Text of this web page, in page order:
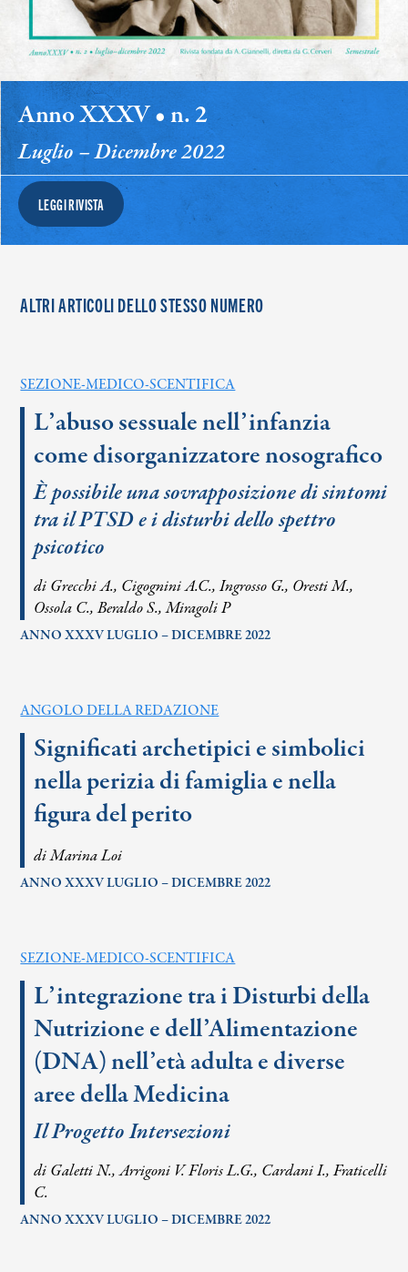
Anno XXXV • n. 2
Luglio – Dicembre 2022
LEGGI RIVISTA
ALTRI ARTICOLI DELLO STESSO NUMERO
SEZIONE-MEDICO-SCENTIFICA
L’abuso sessuale nell’infanzia
come disorganizzatore nosografico
È possibile una sovrapposizione di sintomi
tra il PTSD e i disturbi dello spettro
psicotico
di Grecchi A., Cigognini A.C., Ingrosso G., Oresti M.,
Ossola C., Beraldo S., Miragoli P
ANNO XXXV LUGLIO – DICEMBRE 2022
ANGOLO DELLA REDAZIONE
Significati archetipici e simbolici
nella perizia di famiglia e nella
figura del perito
di Marina Loi
ANNO XXXV LUGLIO – DICEMBRE 2022
SEZIONE-MEDICO-SCENTIFICA
L’integrazione tra i Disturbi della
Nutrizione e dell’Alimentazione
(DNA) nell’età adulta e diverse
aree della Medicina
Il Progetto Intersezioni
di Galetti N., Arrigoni V. Floris L.G., Cardani I., Fraticelli
C.
ANNO XXXV LUGLIO – DICEMBRE 2022